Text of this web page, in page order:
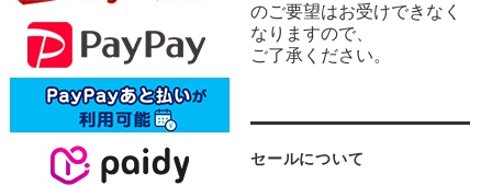
のご要望はお受けできなく
なりますので、
ご了承ください。
セールについて